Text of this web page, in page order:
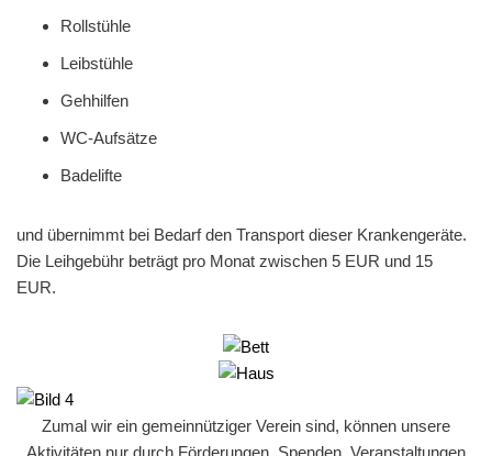
Rollstühle
Leibstühle
Gehhilfen
WC-Aufsätze
Badelifte
und übernimmt bei Bedarf den Transport dieser Krankengeräte.
Die Leihgebühr beträgt pro Monat zwischen 5 EUR und 15
EUR.
Zumal wir ein gemeinnütziger Verein sind, können unsere